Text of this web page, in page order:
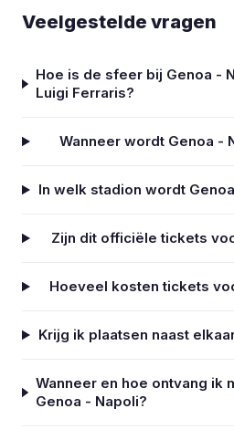
Veelgestelde vragen
Hoe is de sfeer bij Genoa -
Luigi Ferraris?
Wanneer wordt Genoa -
In welk stadion wordt
Zijn dit officiële tickets
Hoeveel kosten tickets
Krijg ik plaatsen naast
Wanneer en hoe ontvang ik
Genoa - Napoli?